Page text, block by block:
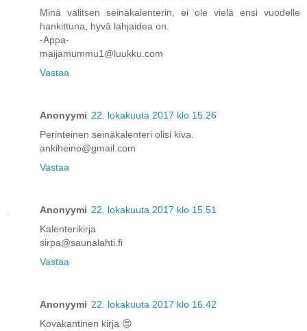
Minä valitsen seinäkalenterin, ei ole vielä ensi vuodelle
hankittuna, hyvä lahjaidea on.
-Appa-
maijamummu1@luukku.com
Vastaa
Anonyymi 22. lokakuuta 2017 klo 15.26
Perinteinen seinäkalenteri olisi kiva.
ankiheino@gmail.com
Vastaa
Anonyymi 22. lokakuuta 2017 klo 15.51
Kalenterikirja
sirpa@saunalahti.fi
Vastaa
Anonyymi 22. lokakuuta 2017 klo 16.42
Kovakantinen kirja 😍